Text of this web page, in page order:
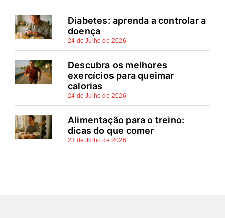
Diabetes: aprenda a controlar a
doença
24 de Julho de 2026
Descubra os melhores
exercícios para queimar
calorias
24 de Julho de 2026
Alimentação para o treino:
dicas do que comer
23 de Julho de 2026